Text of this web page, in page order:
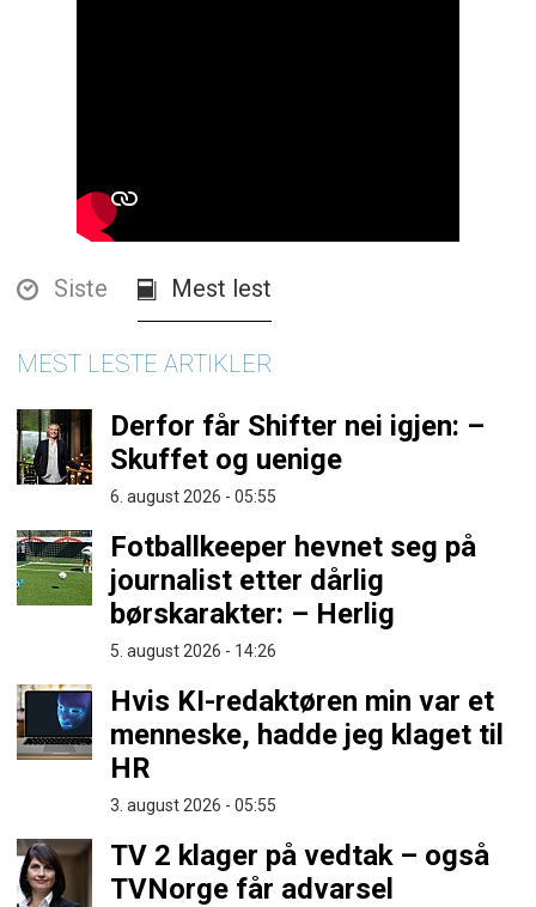
Siste Mest lest
MEST LESTE ARTIKLER
Derfor får Shifter nei igjen: –
Skuffet og uenige
6. august 2026 - 05:55
Fotballkeeper hevnet seg på
journalist etter dårlig
børskarakter: – Herlig
5. august 2026 - 14:26
Hvis KI-redaktøren min var et
menneske, hadde jeg klaget til
HR
3. august 2026 - 05:55
TV 2 klager på vedtak – også
TVNorge får advarsel